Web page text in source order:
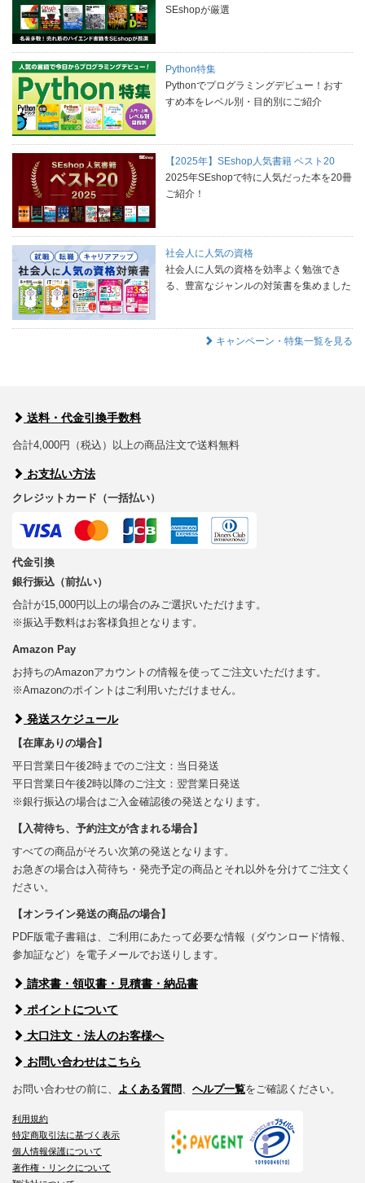
SEshopが厳選
Python特集
Pythonでプログラミングデビュー！おす
すめ本をレベル別・目的別にご紹介
【2025年】SEshop人気書籍 ベスト20
2025年SEshopで特に人気だった本を20冊
ご紹介！
社会人に人気の資格
社会人に人気の資格を効率よく勉強でき
る、豊富なジャンルの対策書を集めました
キャンペーン・特集一覧を見る
送料・代金引換手数料
合計4,000円（税込）以上の商品注文で送料無料
お支払い方法
クレジットカード（一括払い）
代金引換
銀行振込（前払い）
合計が15,000円以上の場合のみご選択いただけます。
※振込手数料はお客様負担となります。
Amazon Pay
お持ちのAmazonアカウントの情報を使ってご注文いただけます。
※Amazonのポイントはご利用いただけません。
発送スケジュール
【在庫ありの場合】
平日営業日午後2時までのご注文：当日発送
平日営業日午後2時以降のご注文：翌営業日発送
※銀行振込の場合はご入金確認後の発送となります。
【入荷待ち、予約注文が含まれる場合】
すべての商品がそろい次第の発送となります。
お急ぎの場合は入荷待ち・発売予定の商品とそれ以外を分けてご注文く
ださい。
【オンライン発送の商品の場合】
PDF版電子書籍は、ご利用にあたって必要な情報（ダウンロード情報、
参加証など）を電子メールでお送りします。
請求書・領収書・見積書・納品書
ポイントについて
大口注文・法人のお客様へ
お問い合わせはこちら
お問い合わせの前に、 よくある質問、 ヘルプ一覧をご確認ください。
利用規約
特定商取引法に基づく表示
個人情報保護について
著作権・リンクについて